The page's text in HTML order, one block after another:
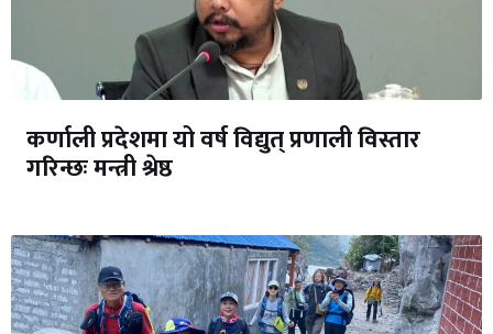
कर्णाली प्रदेशमा यो वर्ष विद्युत् प्रणाली विस्तार
गरिन्छः मन्त्री श्रेष्ठ